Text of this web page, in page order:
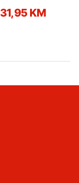
31,95 KM